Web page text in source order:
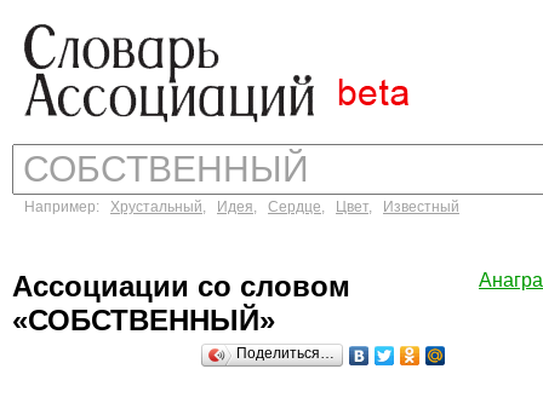
Например: Хрустальный, Идея, Сердце, Цвет, Известный
Ассоциации со словом
«СОБСТВЕННЫЙ»
Поделиться…